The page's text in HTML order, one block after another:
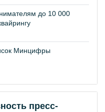
до 10 000
Минцифры
пресс-